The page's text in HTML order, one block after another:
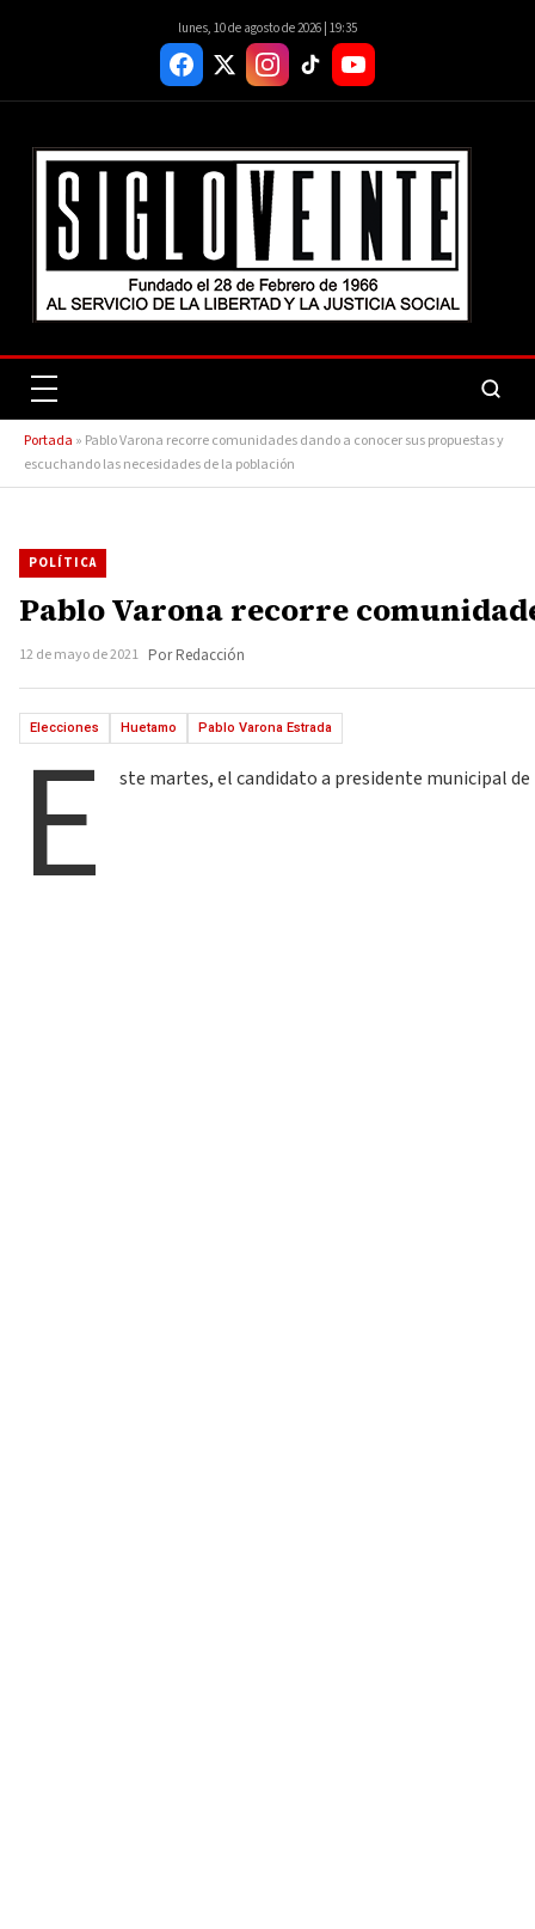
lunes, 10 de agosto de 2026 | 19:35
Portada » Pablo Varona recorre comunidades dando a conocer sus propuestas y
escuchando las necesidades de la población
POLÍTICA
Pablo Varona recorre
12 de mayo de 2021 Por Redacción
Elecciones Huetamo Pablo Varona Estrada
E ste martes, el candidato a presidente municipal